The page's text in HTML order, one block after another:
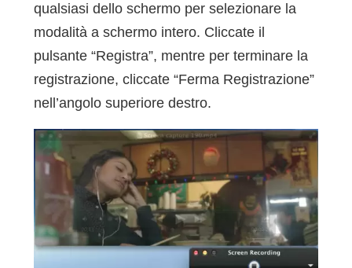
qualsiasi dello schermo per selezionare la
modalità a schermo intero. Cliccate il
pulsante “Registra”, mentre per terminare la
registrazione, cliccate “Ferma Registrazione”
nell’angolo superiore destro.